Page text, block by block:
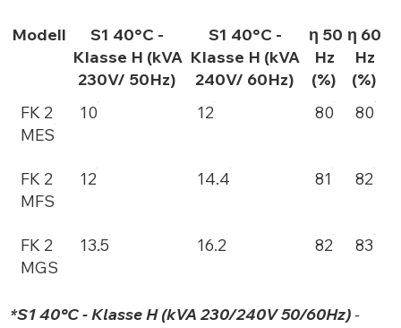
Modell
S1 40°C -
Klasse H (kVA
230V/ 50Hz)
S1 40°C -
Klasse H (kVA
240V/ 60Hz)
η 50
Hz
(%)
η 60
Hz
(%)
FK 2
MES
10 12 80 80
FK 2
MFS
12 14.4 81 82
FK 2
MGS
13.5 16.2 82 83
*S1 40°C - Klasse H (kVA 230/240V 50/60Hz)-